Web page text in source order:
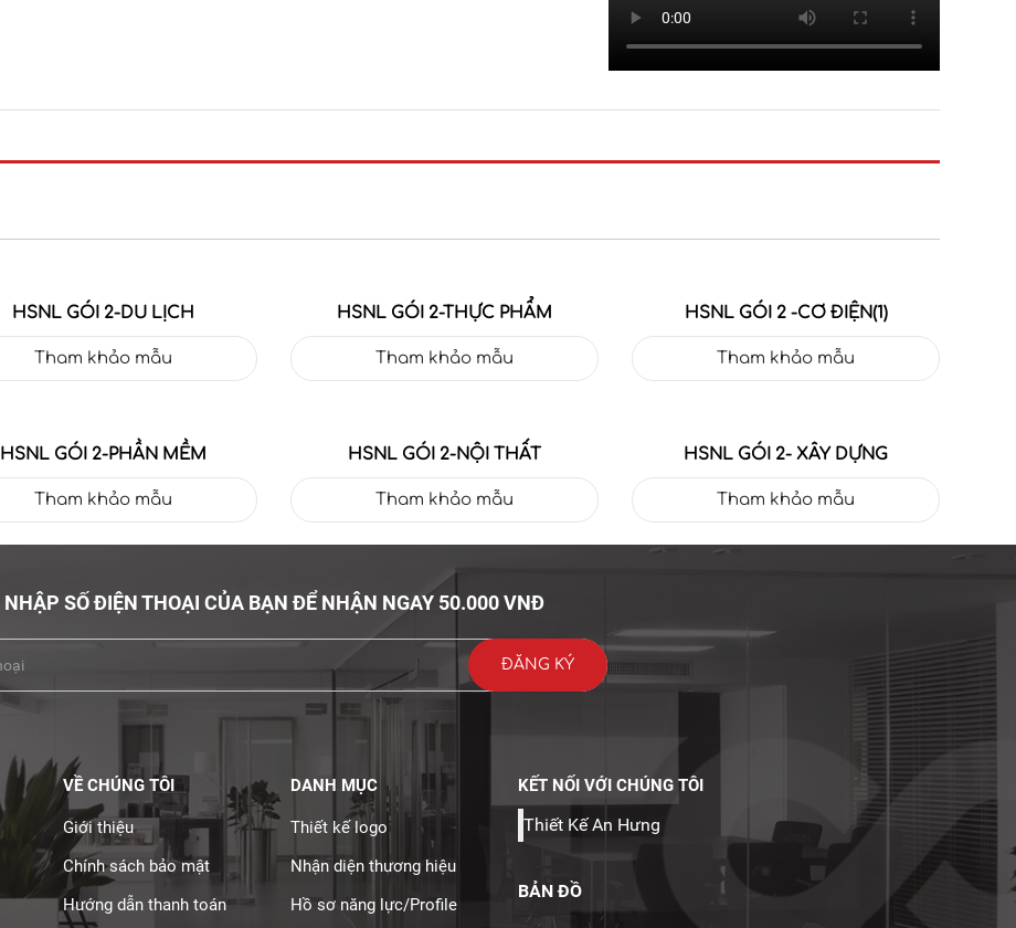
HSNL GÓI 2-DU LỊCH
Tham khảo mẫu
HSNL GÓI 2-THỰC PHẨM
Tham khảo mẫu
HSNL GÓI 2 -CƠ ĐIỆN(1)
Tham khảo mẫu
HSNL GÓI 2-PHẦN MỀM
Tham khảo mẫu
HSNL GÓI 2-NỘI THẤT
Tham khảo mẫu
HSNL GÓI 2- XÂY DỰNG
Tham khảo mẫu
NHẬP SỐ ĐIỆN THOẠI CỦA BẠN ĐỂ NHẬN NGAY 50.000 VNĐ
VỀ CHÚNG TÔI
Giới thiệu
Chính sách bảo mật
Hướng dẫn thanh toán
DANH MỤC
Thiết kế logo
Nhận diện thương hiệu
Hồ sơ năng lực/Profile
KẾT NỐI VỚI CHÚNG TÔI
Thiết Kế An Hưng
BẢN ĐỒ